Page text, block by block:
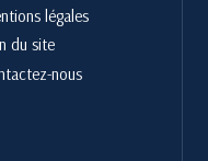
légales
du site
nous